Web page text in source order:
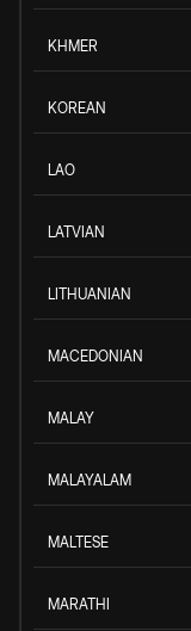
KHMER
KOREAN
LAO
LATVIAN
LITHUANIAN
MACEDONIAN
MALAY
MALAYALAM
MALTESE
MARATHI